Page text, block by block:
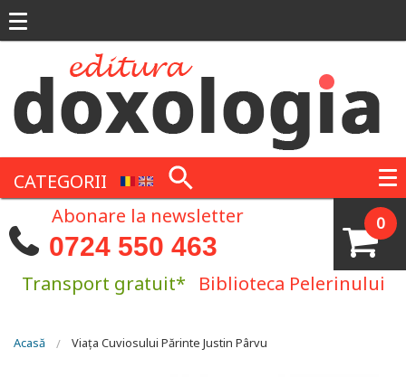
CATEGORII
0
Abonare la newsletter
0724 550 463
Transport gratuit* Biblioteca Pelerinului
Eşti aici
Acasă Viața Cuviosului Părinte Justin Pârvu